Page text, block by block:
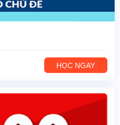
HỌC NGAY